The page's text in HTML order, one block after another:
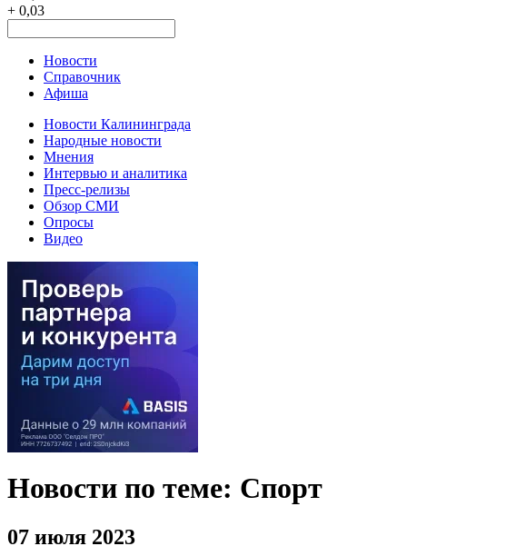
+ 0,03
Новости
Справочник
Афиша
Новости Калининграда
Народные новости
Мнения
Интервью и аналитика
Пресс-релизы
Обзор СМИ
Опросы
Видео
Новости по теме: Спорт
07 июля 2023